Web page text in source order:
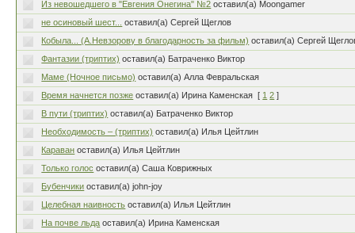
Из невошедшего в "Евгения Онегина" №2 оставил(а) Moongamer
не осиновый шест...
оставил(а) Сергей Щеглов
Кобыла... (А.Невзорову в благодарность за фильм) оставил(а) Сергей
Фантазии (триптих) оставил(а) Батраченко Виктор
Маме (Ночное письмо) оставил(а) Алла Февральская
Время начнется позже оставил(а) Ирина Каменская [ 1 2 ]
В пути (триптих) оставил(а) Батраченко Виктор
Необходимость – (триптих) оставил(а) Илья Цейтлин
Караван оставил(а) Илья Цейтлин
Только голос оставил(а) Саша Коврижных
Бубенчики оставил(а) john-joy
Целебная наивность оставил(а) Илья Цейтлин
На почве льда оставил(а) Ирина Каменская